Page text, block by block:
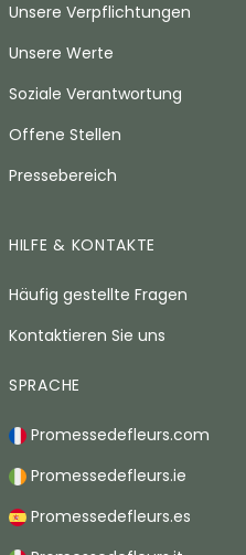
Unsere Verpflichtungen
Unsere Werte
Soziale Verantwortung
Offene Stellen
Pressebereich
HILFE & KONTAKTE
Häufig gestellte Fragen
Kontaktieren Sie uns
SPRACHE
Promessedefleurs.com
Promessedefleurs.ie
Promessedefleurs.es